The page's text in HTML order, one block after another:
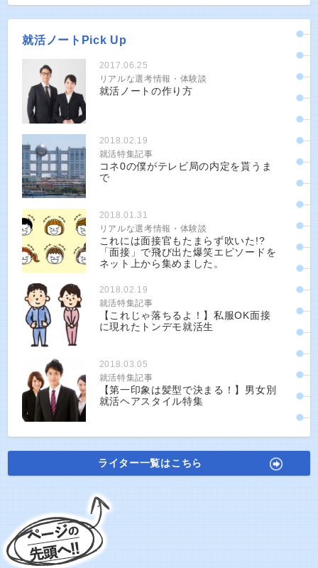
就活ノートPick Up
2017.06.25
リアルな選考情報・体験談
就活ノートの作り方
2018.02.19
就活特集記事
コネ0の僕がテレビ局の内定を貰うま
で
2018.01.31
リアルな選考情報・体験談
これには面接官もたまらず吹いた!?
「面接」で飛び出た爆笑エピソードを
ネット上から集めました。
2018.02.19
就活特集記事
【これじゃ落ちるよ！】私服OK面接
に現れたトンデモ就活生
2018.03.05
就活特集記事
【第一印象は髪型で決まる！】男女別
就活ヘアスタイル特集
ライター一覧はこちら